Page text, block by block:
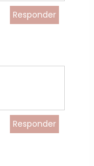
Responder
Responder